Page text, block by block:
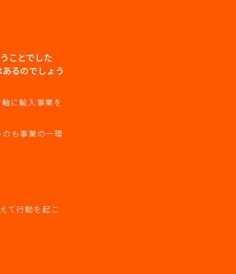
ことでした
るのでしょう
に輸入事業を
も事業の一環
て行動を起こ